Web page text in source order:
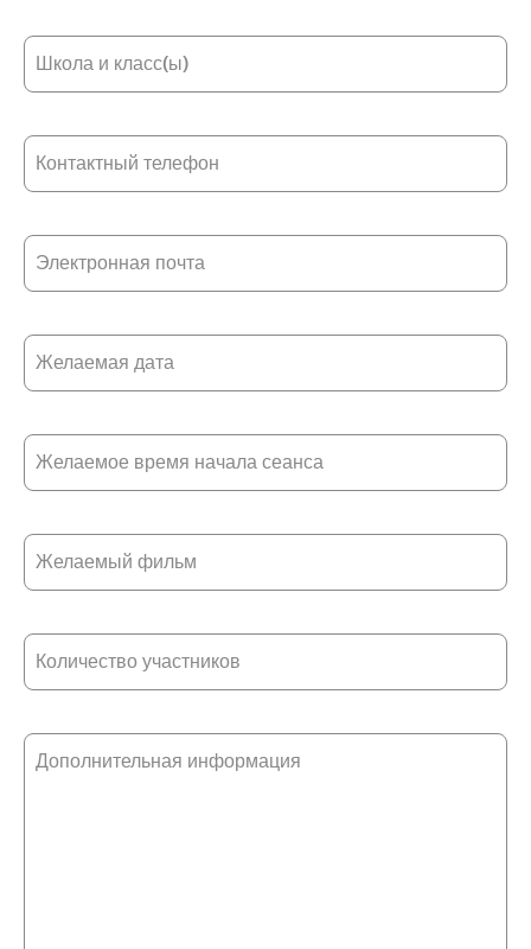
Школа и класс(ы)
Контактный телефон
Электронная почта
Желаемая дата
Желаемое время начала сеанса
Желаемый фильм
Количество участников
Дополнительная информация